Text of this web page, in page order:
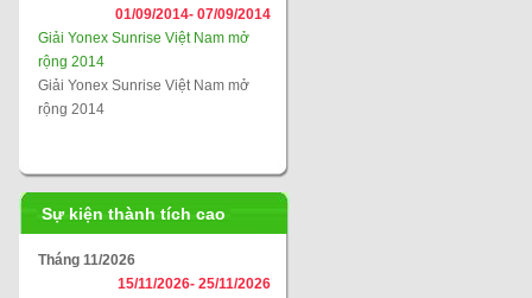
01/09/2014- 07/09/2014
Giải Yonex Sunrise Việt Nam mở
rộng 2014
Giải Yonex Sunrise Việt Nam mở
rộng 2014
Sự kiện thành tích cao
Tháng 11/2026
15/11/2026- 25/11/2026